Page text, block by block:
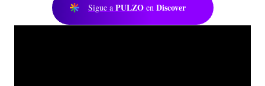
Sigue a PULZO en Discover